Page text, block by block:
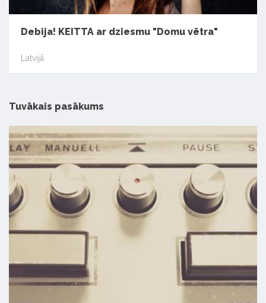
Debija! KEITTA ar dziesmu "Domu vētra"
Latvijā
Tuvākais pasākums